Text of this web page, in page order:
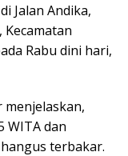
Jalan Andika,
Kecamatan
Rabu dini hari,
menjelaskan,
WITA dan
terbakar.